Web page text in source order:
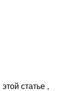
статье ,